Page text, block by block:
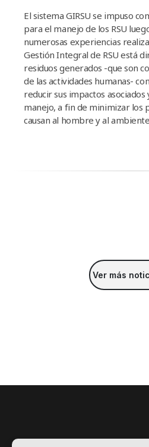
El sistema GIRSU se impuso
para el manejo de los RSU
numerosas experiencias
Gestión Integral de RSU está
residuos generados -que son
de las actividades humanas-
reducir sus impactos asociados
manejo, a fin de minimizar los
causan al hombre y al
Ver más